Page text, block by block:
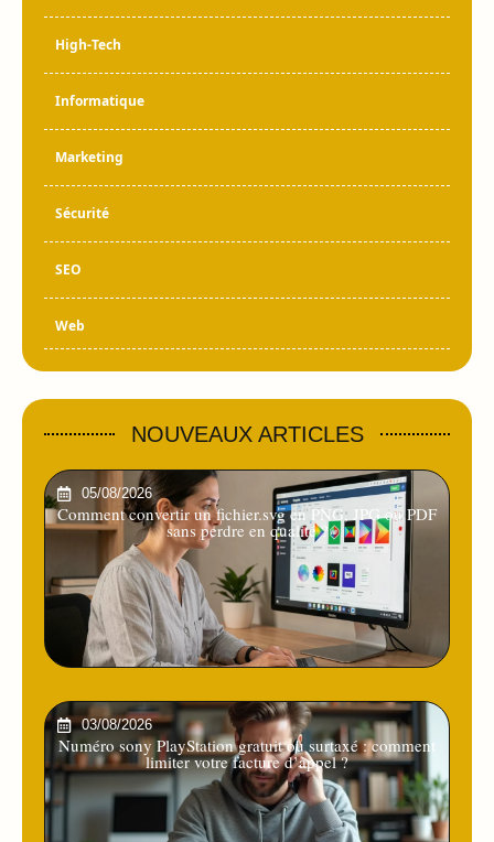
High-Tech
Informatique
Marketing
Sécurité
SEO
Web
NOUVEAUX ARTICLES
05/08/2026
Comment convertir un fichier.svg en PNG, JPG ou PDF
sans perdre en qualité ?
03/08/2026
Numéro sony PlayStation gratuit ou surtaxé : comment
limiter votre facture d’appel ?